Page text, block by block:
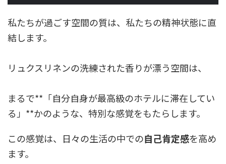
私たちが過ごす空間の質は、私たちの精神状態に直
結します。
リュクスリネンの洗練された香りが漂う空間は、
まるで**「自分自身が最高級のホテルに滞在してい
る」**かのような、特別な感覚をもたらします。
この感覚は、日々の生活の中での自己肯定感を高め
ます。